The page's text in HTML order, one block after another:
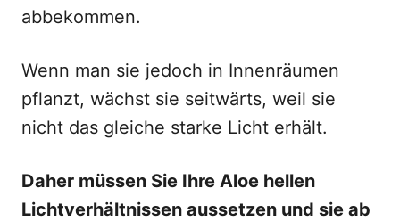
abbekommen.
Wenn man sie jedoch in Innenräumen
pflanzt, wächst sie seitwärts, weil sie
nicht das gleiche starke Licht erhält.
Daher müssen Sie Ihre Aloe hellen
Lichtverhältnissen aussetzen und sie ab